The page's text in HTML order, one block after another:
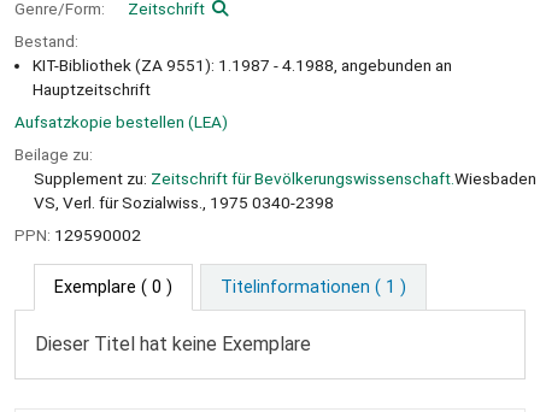
Genre/Form:
Zeitschrift
Bestand:
KIT-Bibliothek (ZA 9551): 1.1987 - 4.1988, angebunden an
Hauptzeitschrift
Aufsatzkopie bestellen (LEA)
Beilage zu:
Supplement zu: Zeitschrift für Bevölkerungswissenschaft.Wiesbaden
VS, Verl. für Sozialwiss., 1975 0340-2398
PPN: 129590002
Exemplare ( 0 ) Titelinformationen ( 1 )
Dieser Titel hat keine Exemplare